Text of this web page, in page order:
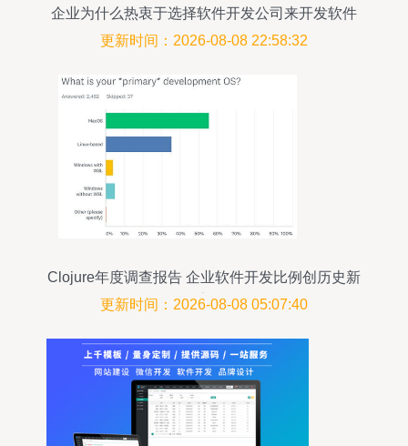
企业为什么热衷于选择软件开发公司来开发软件
更新时间：2026-08-08 22:58:32
Clojure年度调查报告 企业软件开发比例创历史新
高
更新时间：2026-08-08 05:07:40